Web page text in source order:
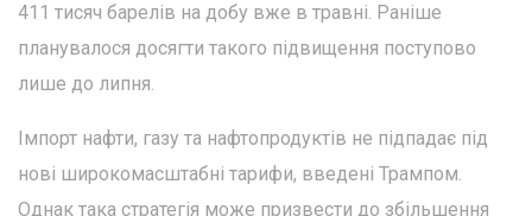
411 тисяч барелів на добу вже в травні. Раніше
планувалося досягти такого підвищення поступово
лише до липня.
Імпорт нафти, газу та нафтопродуктів не підпадає під
нові широкомасштабні тарифи, введені Трампом.
Однак така стратегія може призвести до збільшення